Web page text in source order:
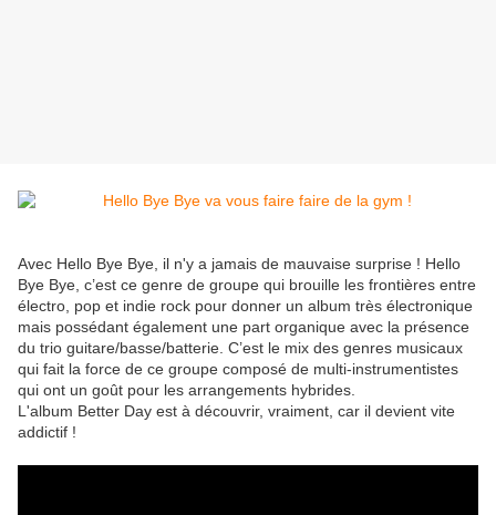
Avec Hello Bye Bye, il n'y a jamais de mauvaise surprise ! Hello
Bye Bye, c’est ce genre de groupe qui brouille les frontières entre
électro, pop et indie rock pour donner un album très électronique
mais possédant également une part organique avec la présence
du trio guitare/basse/batterie. C’est le mix des genres musicaux
qui fait la force de ce groupe composé de multi-instrumentistes
qui ont un goût pour les arrangements hybrides.
L'album Better Day est à découvrir, vraiment, car il devient vite
addictif !